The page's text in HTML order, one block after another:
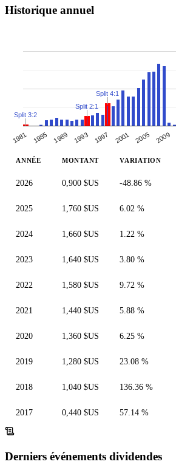
Historique annuel
1981 1985 1989 1993 1997 2001 2005 2009
Split 3:2
Split 2:1
Split 4:1
ANNÉE MONTANT VARIATION
2026 0,900 $US -48.86 %
2025 1,760 $US 6.02 %
2024 1,660 $US 1.22 %
2023 1,640 $US 3.80 %
2022 1,580 $US 9.72 %
2021 1,440 $US 5.88 %
2020 1,360 $US 6.25 %
2019 1,280 $US 23.08 %
2018 1,040 $US 136.36 %
2017 0,440 $US 57.14 %
Derniers événements dividendes